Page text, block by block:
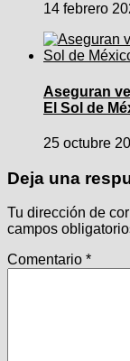
14 febrero
Aseguran
El Sol de
25 octubre
Deja una
Tu dirección de
campos
Comentario *